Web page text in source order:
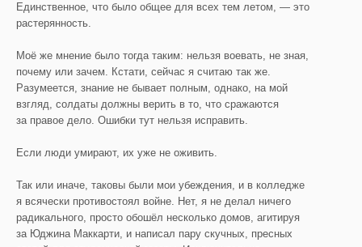
Единственное, что было общее для всех тем летом, — это
растерянность.
Моё же мнение было тогда таким: нельзя воевать, не зная,
почему или зачем. Кстати, сейчас я считаю так же.
Разумеется, знание не бывает полным, однако, на мой
взгляд, солдаты должны верить в то, что сражаются
за правое дело. Ошибки тут нельзя исправить.
Если люди умирают, их уже не оживить.
Так или иначе, таковы были мои убеждения, и в колледже
я всячески противостоял войне. Нет, я не делал ничего
радикального, просто обошёл несколько домов, агитируя
за Юджина Маккарти, и написал пару скучных, пресных